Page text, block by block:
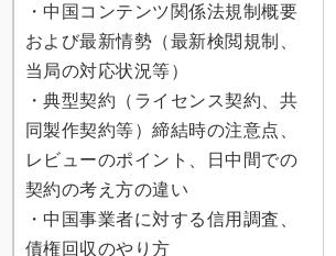
・中国コンテンツ関係法規制概要
および最新情勢（最新検閲規制、
当局の対応状況等）
・典型契約（ライセンス契約、共
同製作契約等）締結時の注意点、
レビューのポイント、日中間での
契約の考え方の違い
・中国事業者に対する信用調査、
債権回収のやり方